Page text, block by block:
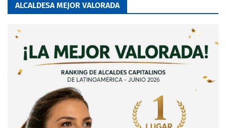
ALCALDESA MEJOR VALORADA